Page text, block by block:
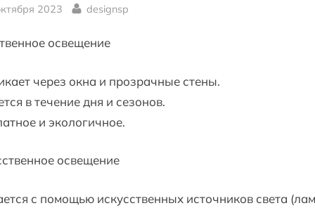
2023 By
designsp
освещение
через окна и прозрачные стены.
в течение дня и сезонов.
и экологичное.
освещение
с помощью искусственных источников света